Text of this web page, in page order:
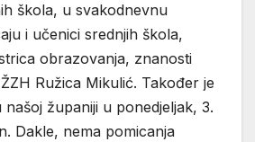
škola, u svakodnevnu
i učenici srednjih škola,
obrazovanja, znanosti
Ružica Mikulić. Također je
našoj županiji u ponedjeljak, 3.
Dakle, nema pomicanja